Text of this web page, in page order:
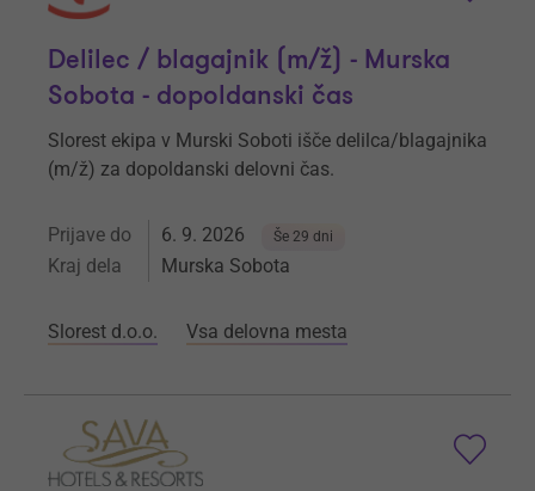
Delilec / blagajnik (m/ž) - Murska
Sobota - dopoldanski čas
Slorest ekipa v Murski Soboti išče delilca/blagajnika
(m/ž) za dopoldanski delovni čas.
Prijave do 6. 9. 2026 Še 29 dni
Kraj dela Murska Sobota
Slorest d.o.o. Vsa delovna mesta